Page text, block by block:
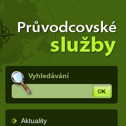
stránka
navigaci)
Aktuality
Vyhledávání
Hledej